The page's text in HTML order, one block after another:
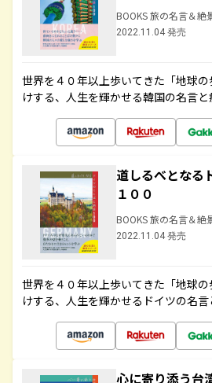
BOOKS 旅の名言＆絶
2022.11.04 発売
世界を４０年以上歩いてきた「地球
けする、人生を輝かせる韓国の名言
道しるべとなる
１００
BOOKS 旅の名言＆絶
2022.11.04 発売
世界を４０年以上歩いてきた「地球
けする、人生を輝かせるドイツの名
心に寄り添う台